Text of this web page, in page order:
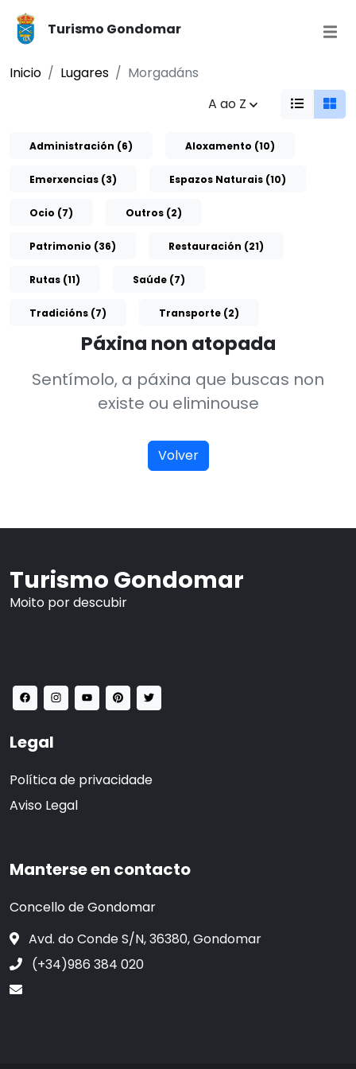
Turismo Gondomar
Inicio Lugares
Morgadáns
A ao Z
Administración (6) Aloxamento (10)
Emerxencias (3) Espazos Naturais (10)
Ocio (7) Outros (2)
Patrimonio (36) Restauración (21)
Rutas (11) Saúde (7)
Tradicións (7) Transporte (2)
Páxina non atopada
Sentímolo, a páxina que buscas non
existe ou eliminouse
Volver
Turismo Gondomar
Moito por descubir
Legal
Política de privacidade
Aviso Legal
Manterse en contacto
Concello de Gondomar
Avd. do Conde S/N, 36380, Gondomar
(+34)986 384 020